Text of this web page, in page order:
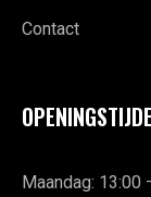
Contact
Maandag: 13:00